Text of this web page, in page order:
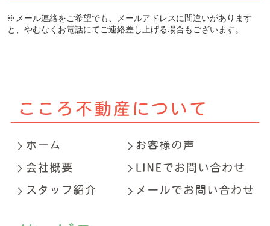
※メール連絡をご希望でも、メールアドレスに間違いがあります
と、やむなくお電話にてご連絡差し上げる場合もございます。